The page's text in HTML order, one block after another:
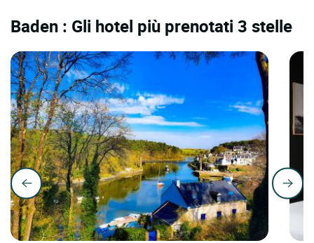
Baden : Gli hotel più prenotati 3 stelle